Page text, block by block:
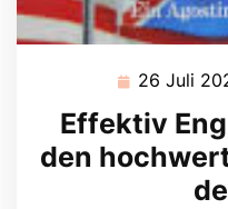
26 Juli
Effektiv
den